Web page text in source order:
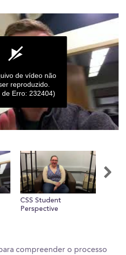
de vídeo não
reproduzido.
de Erro: 232404)
CSS Student
Perspective
compreender o processo